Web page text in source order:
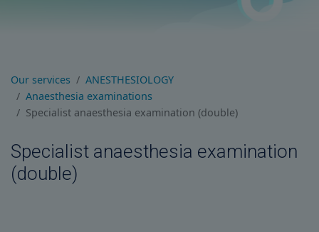
Our services
ANESTHESIOLOGY
Anaesthesia examinations
Specialist anaesthesia examination (double)
Specialist anaesthesia examination
(double)